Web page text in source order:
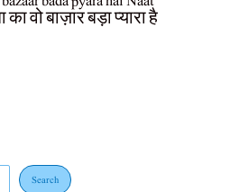
वो बाज़ार बड़ा प्यारा है
Search